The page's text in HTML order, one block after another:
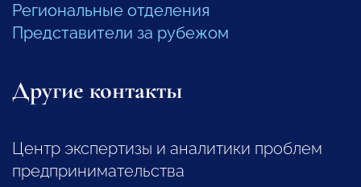
Региональные отделения
Представители за рубежом
Другие контакты
Центр экспертизы и аналитики проблем
предпринимательства